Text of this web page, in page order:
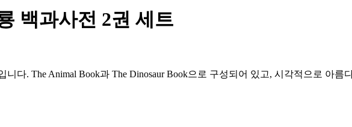
백과사전 2권 세트
다. The Animal Book과 The Dinosaur Book으로 구성되어 있고, 시각적으로 아